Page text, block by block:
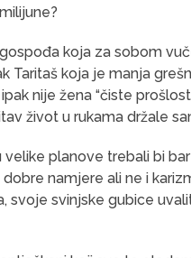
gospođa koja za sobom
Taritaš koja je manja
nije žena “čiste
život u rukama držale
planove trebali bi
namjere ali ne i
svoje svinjske gubice